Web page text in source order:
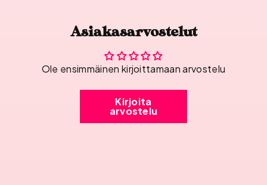
Asiakasarvostelut
Ole ensimmäinen kirjoittamaan arvostelu
Kirjoita
arvostelu